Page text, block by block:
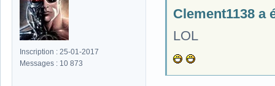
Inscription : 25-01-2017
Messages : 10 873
Clement1138 a
LOL